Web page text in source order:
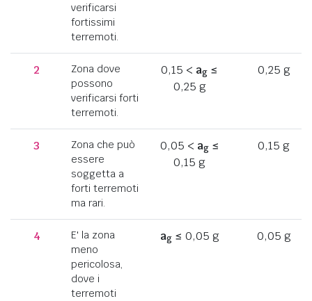
verificarsi
fortissimi
terremoti.
2
Zona dove
possono
verificarsi forti
terremoti.
0,15 < ag ≤
0,25 g
0,25 g
3
Zona che può
essere
soggetta a
forti terremoti
ma rari.
0,05 < ag≤
0,15 g
0,15 g
4
E' la zona
meno
pericolosa,
dove i
terremoti
ag≤ 0,05 g 0,05 g